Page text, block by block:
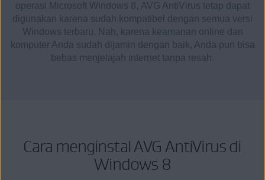
operasi Microsoft Windows 8, AVG AntiVirus tetap dapat
digunakan karena sudah kompatibel dengan semua versi
Windows terbaru. Nah, karena keamanan online dan
komputer Anda sudah dijamin dengan baik, Anda pun bisa
bebas menjelajah internet tanpa resah.
Cara menginstal AVG AntiVirus di
Windows 8